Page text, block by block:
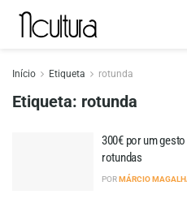
Início Etiqueta rotunda
Etiqueta: rotunda
300€ por um
rotundas
PORMÁRCIO